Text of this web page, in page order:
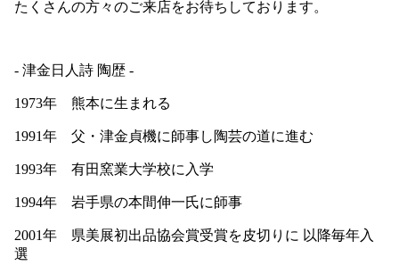
たくさんの方々のご来店をお待ちしております。
- 津金日人詩 陶歴 -
1973年 熊本に生まれる
1991年 父・津金貞機に師事し陶芸の道に進む
1993年 有田窯業大学校に入学
1994年 岩手県の本間伸一氏に師事
2001年 県美展初出品協会賞受賞を皮切りに 以降毎年入
選